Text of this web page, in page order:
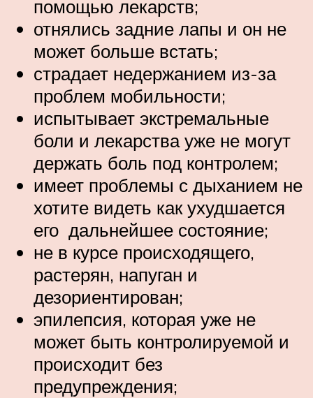
помощью лекарств;
отнялись задние лапы и он не
может больше встать;
страдает недержанием из-за
проблем мобильности;
испытывает экстремальные
боли и лекарства уже не могут
держать боль под контролем;
имеет проблемы с дыханием не
хотите видеть как ухудшается
его дальнейшее состояние;
не в курсе происходящего,
растерян, напуган и
дезориентирован;
эпилепсия, которая уже не
может быть контролируемой и
происходит без
предупреждения;